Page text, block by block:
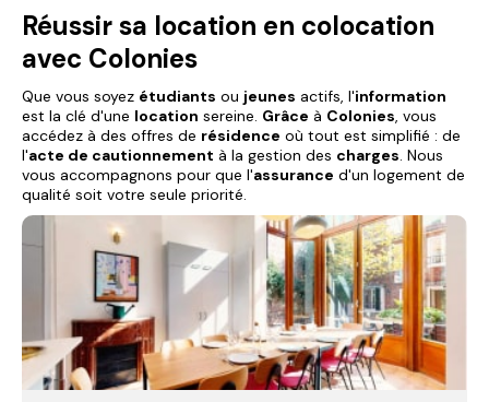
Réussir sa location en colocation
avec Colonies
Que vous soyez étudiants ou jeunes actifs, l'information
est la clé d'une location sereine. Grâce à Colonies, vous
accédez à des offres de résidence où tout est simplifié : de
l'acte de cautionnement à la gestion des charges. Nous
vous accompagnons pour que l'assurance d'un logement de
qualité soit votre seule priorité.